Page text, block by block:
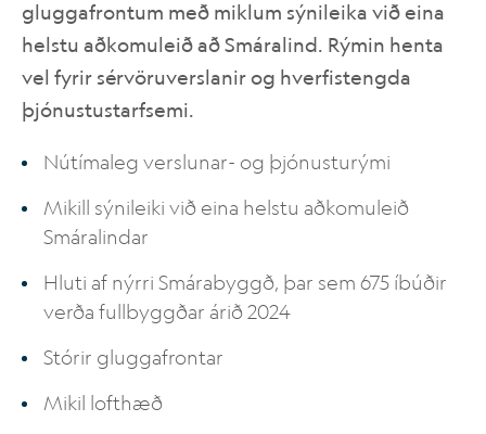
gluggafrontum með miklum sýnileika við eina
helstu aðkomuleið að Smáralind. Rýmin henta
vel fyrir sérvöruverslanir og hverfistengda
þjónustustarfsemi.
Nútímaleg verslunar- og þjónusturými
Mikill sýnileiki við eina helstu aðkomuleið
Smáralindar
Hluti af nýrri Smárabyggð, þar sem 675 íbúðir
verða fullbyggðar árið 2024
Stórir gluggafrontar
Mikil lofthæð